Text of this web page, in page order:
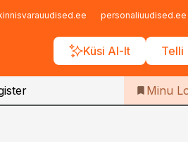
personaliuudised.ee
Küsi AI-lt Telli
Telli
Minu